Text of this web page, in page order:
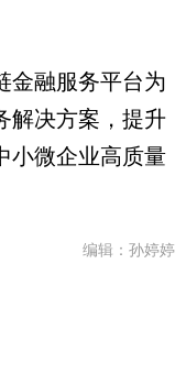
融服务平台为
解决方案，提升
小微企业高质量
编辑：孙婷婷